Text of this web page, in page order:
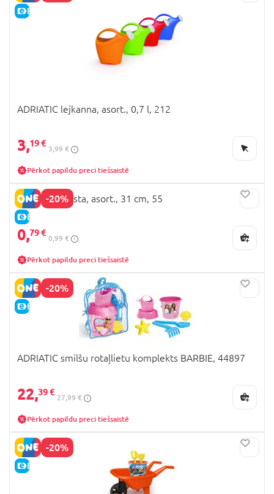
E-CENA
ADRIATIC lejkanna, asort., 0,7 l, 212
3,19 €
3,99 €
Pērkot papildu preci tiešsaistē
-20%
E-CENA
ADRIATIC lāpsta, asort., 31 cm, 55
0,79 €
0,99 €
Pērkot papildu preci tiešsaistē
-20%
E-CENA
ADRIATIC smilšu rotaļlietu komplekts BARBIE, 44897
22,39 €
27,99 €
Pērkot papildu preci tiešsaistē
-20%
E-CENA